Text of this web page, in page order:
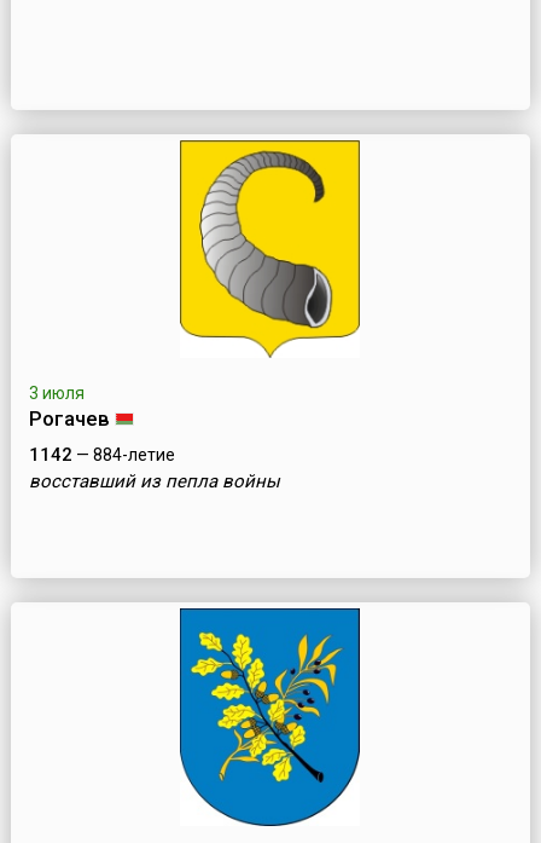
3 июля
Рогачев
1142 — 884-летие
восставший из пепла войны